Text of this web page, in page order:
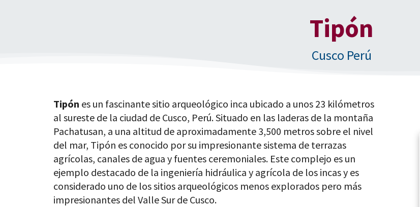
Tipón
Cusco Perú
Tipón es un fascinante sitio arqueológico inca ubicado a unos 23 kilómetros
al sureste de la ciudad de Cusco, Perú. Situado en las laderas de la montaña
Pachatusan, a una altitud de aproximadamente 3,500 metros sobre el nivel
del mar, Tipón es conocido por su impresionante sistema de terrazas
agrícolas, canales de agua y fuentes ceremoniales. Este complejo es un
ejemplo destacado de la ingeniería hidráulica y agrícola de los incas y es
considerado uno de los sitios arqueológicos menos explorados pero más
impresionantes del Valle Sur de Cusco.